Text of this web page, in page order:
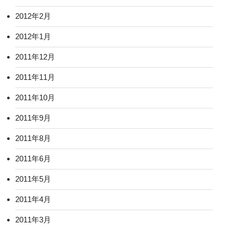
2012年2月
2012年1月
2011年12月
2011年11月
2011年10月
2011年9月
2011年8月
2011年6月
2011年5月
2011年4月
2011年3月